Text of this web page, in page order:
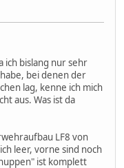
ich bislang nur sehr
bei denen der
lag, kenne ich mich
aus. Was ist da
LF8 von
leer, vorne sind noch
ist komplett